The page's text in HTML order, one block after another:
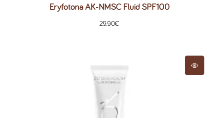
Eryfotona AK-NMSC Fluid SPF100
29.90€